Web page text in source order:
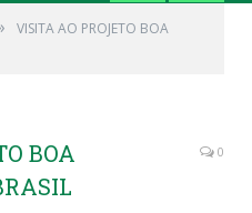
VISITA AO PROJETO BOA
BOA
0